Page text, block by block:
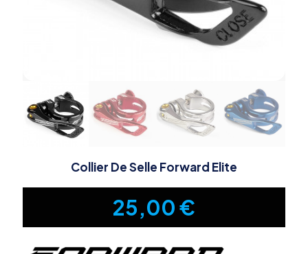
Collier De Selle Forward Elite
25,00€